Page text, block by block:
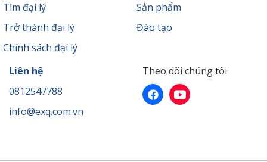
Tìm đại lý
Trở thành đại lý
Chính sách đại lý
Sản phẩm
Đào tạo
Liên hệ
0812547788
info@exq.com.vn
Theo dõi chúng tôi